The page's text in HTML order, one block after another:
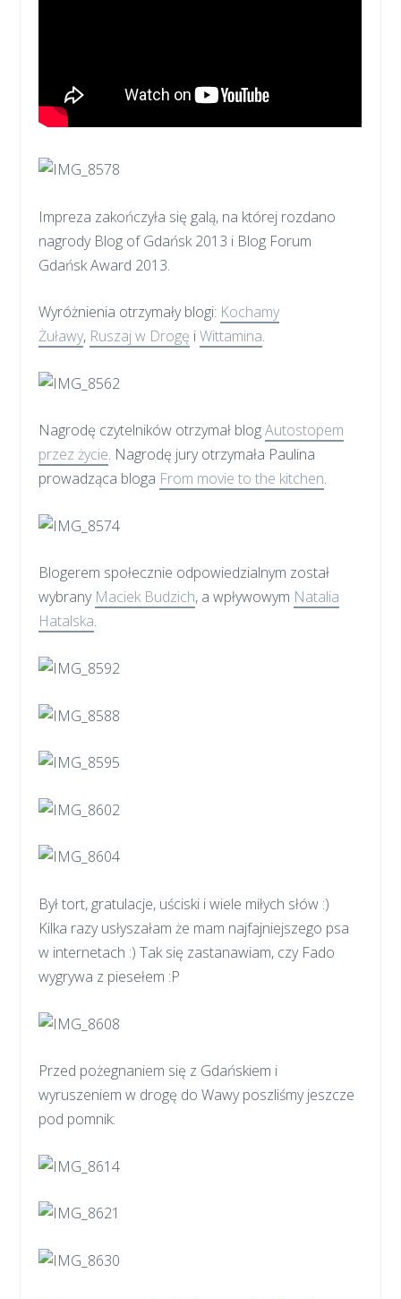
Impreza zakończyła się galą, na której rozdano
nagrody Blog of Gdańsk 2013 i Blog Forum
Gdańsk Award 2013.
Wyróżnienia otrzymały blogi: Kochamy
Żuławy, Ruszaj w Drogę iWittamina.
Nagrodę czytelników otrzymał blogAutostopem
przez życie. Nagrodę jury otrzymała Paulina
prowadząca bloga From movie to the kitchen.
Blogerem społecznie odpowiedzialnym został
wybrany Maciek Budzich, a wpływowym Natalia
Hatalska.
Był tort, gratulacje, uściski i wiele miłych słów :)
Kilka razy usłyszałam że mam najfajniejszego psa
w internetach :) Tak się zastanawiam, czy Fado
wygrywa z piesełem :P
Przed pożegnaniem się z Gdańskiem i
wyruszeniem w drogę do Wawy poszliśmy jeszcze
pod pomnik: